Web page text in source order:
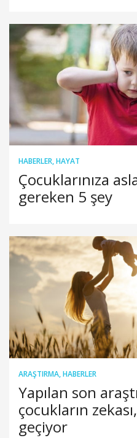
HABERLER,HAYAT
Çocuklarınıza
gereken 5 şey
ARAŞTIRMA,HABERLER
Yapılan son
çocukların
geçiyor